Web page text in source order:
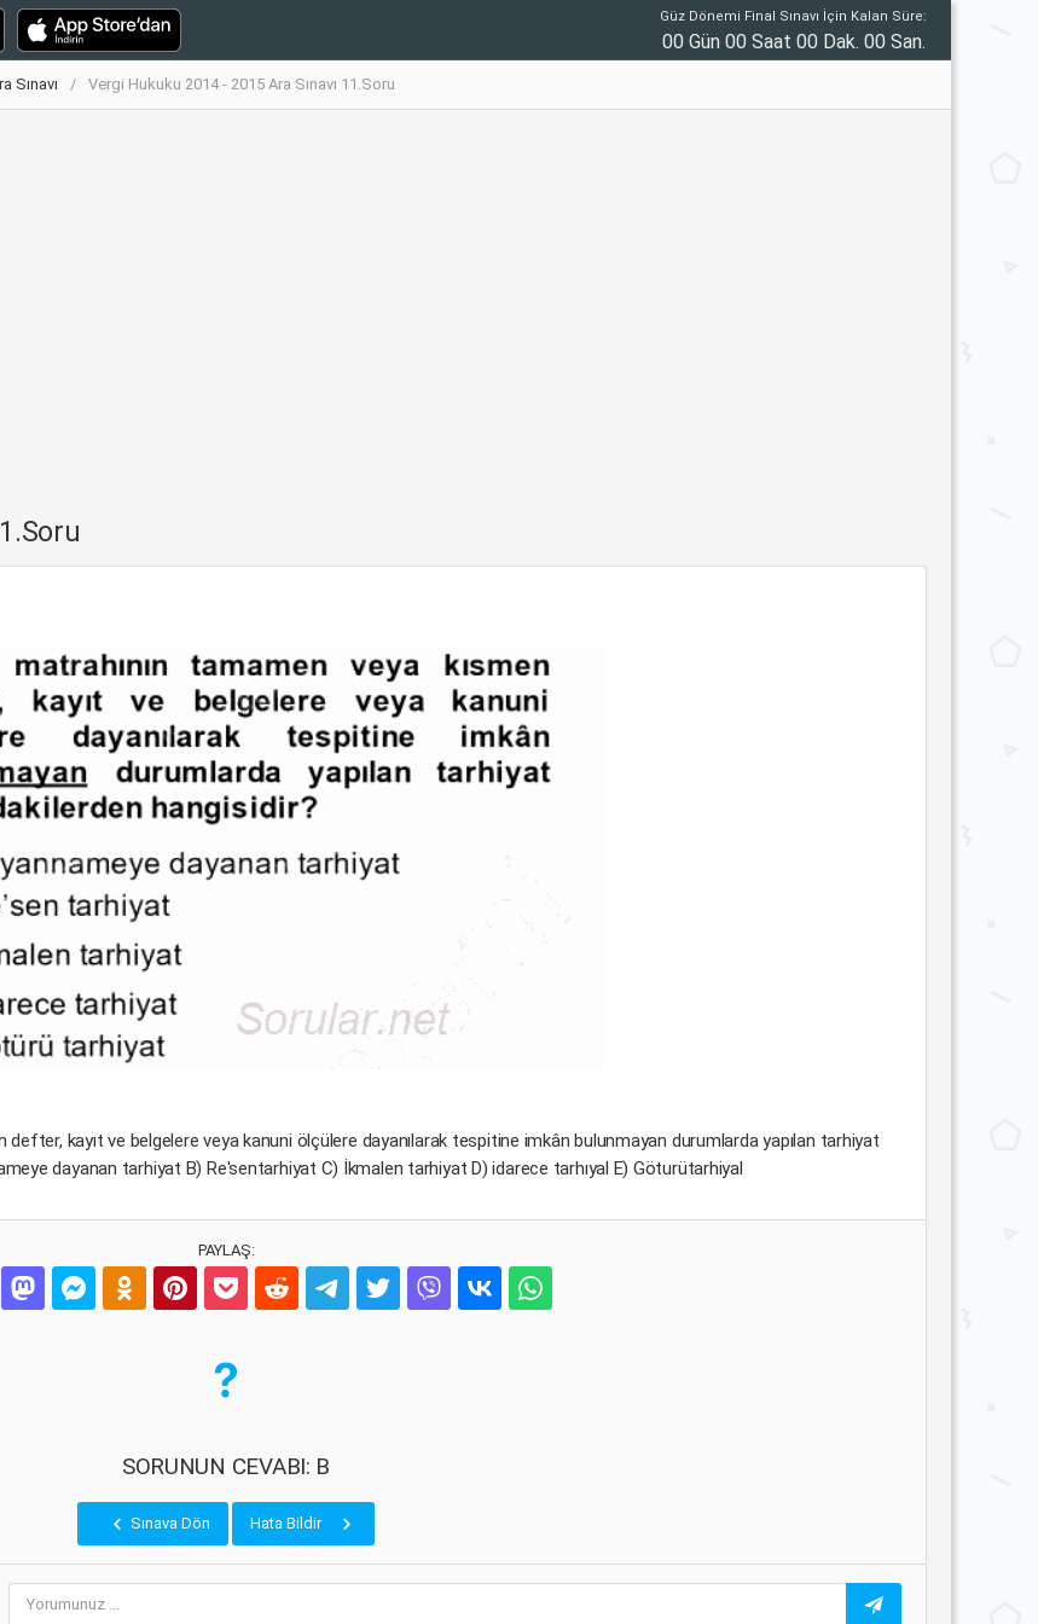
Güz Dönemi Final Sınavı İçin Kalan Süre:
00 Gün 00 Saat 00 Dak. 00 San.
Sınavı Vergi Hukuku 2014 - 2015 Ara Sınavı 11.Soru
defter, kayıt ve belgelere veya kanuni ölçülere dayanılarak tespitine imkân bulunmayan durumlarda yapılan tarhiyat
dayanan tarhiyat B) Re'sentarhiyat C) İkmalen tarhiyat D) idarece tarhıyal E) Göturütarhiyal
PAYLAŞ:
SORUNUN CEVABI: B
Sınava Dön Hata Bildir